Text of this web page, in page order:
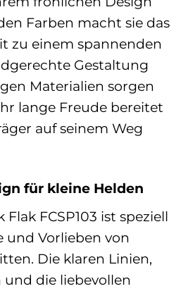
Farben macht sie das
zu einem spannenden
Gestaltung
Materialien sorgen
lange Freude bereitet
auf seinem Weg
für kleine Helden
FCSP103 ist speziell
und Vorlieben von
Die klaren Linien,
die liebevollen